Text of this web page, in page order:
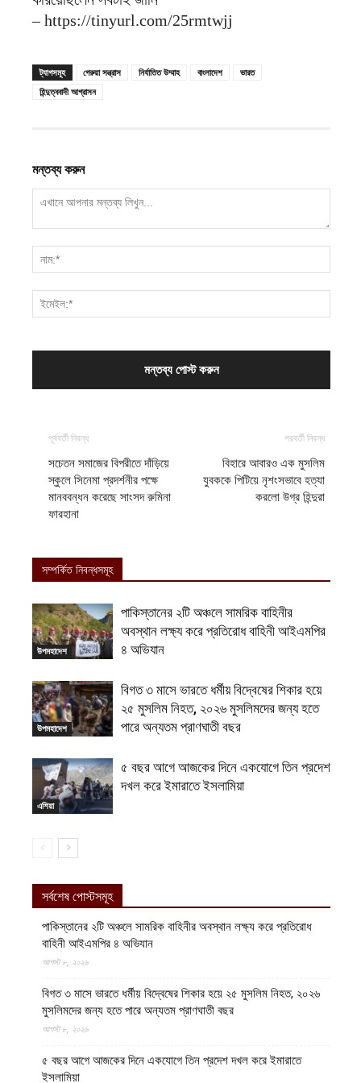
– https://tinyurl.com/25rmtwjj
ট্যাগসমূহ গেরুয়া সন্ত্রাস নির্যাতিত উম্মাহ বাংলাদেশ
ভারত
হিন্দুত্ববাদী আগ্রাসন
মন্তব্য করুন
পূর্ববর্তী নিবন্ধ
সচেতন সমাজের বিপরীতে দাঁড়িয়ে
স্কুলে সিনেমা প্রদর্শনীর পক্ষে
মানববন্ধন করেছে সাংসদ রুমিনা
ফারহানা
পরবর্তী নিবন্ধ
বিহারে আবারও এক মুসলিম
যুবককে পিটিয়ে নৃশংসভাবে হত্যা
করলো উগ্র হিন্দুরা
সম্পর্কিত নিবন্ধসমূহ
উপমহাদেশ
পাকিস্তানের ২টি অঞ্চলে সামরিক বাহিনীর
অবস্থান লক্ষ্য করে প্রতিরোধ বাহিনী আইএমপির
৪ অভিযান
উপমহাদেশ
বিগত ৩ মাসে ভারতে ধর্মীয় বিদ্বেষের শিকার হয়ে
২৫ মুসলিম নিহত, ২০২৬ মুসলিমদের জন্য হতে
পারে অন্যতম প্রাণঘাতী বছর
এশিয়া
৫ বছর আগে আজকের দিনে একযোগে তিন প্রদেশ
দখল করে ইমারাতে ইসলামিয়া
সর্বশেষ পোস্টসমূহ
পাকিস্তানের ২টি অঞ্চলে সামরিক বাহিনীর অবস্থান লক্ষ্য করে প্রতিরোধ
বাহিনী আইএমপির ৪ অভিযান
আগস্ট ৮, ২০২৬
বিগত ৩ মাসে ভারতে ধর্মীয় বিদ্বেষের শিকার হয়ে ২৫ মুসলিম নিহত, ২০২৬
মুসলিমদের জন্য হতে পারে অন্যতম প্রাণঘাতী বছর
আগস্ট ৮, ২০২৬
৫ বছর আগে আজকের দিনে একযোগে তিন প্রদেশ দখল করে ইমারাতে
ইসলামিয়া